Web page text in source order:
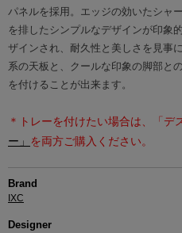
パネルを採用。エッジの効いたシャ
を排したシンプルなデザインが印象
ザインされ、耐久性と美しさを見事
系の天板と、クールな印象の脚部と
を付けることが出来ます。
＊トレーを付けたい場合は、「デ
ー」
を両方ご購入ください。
Brand
IXC
Designer